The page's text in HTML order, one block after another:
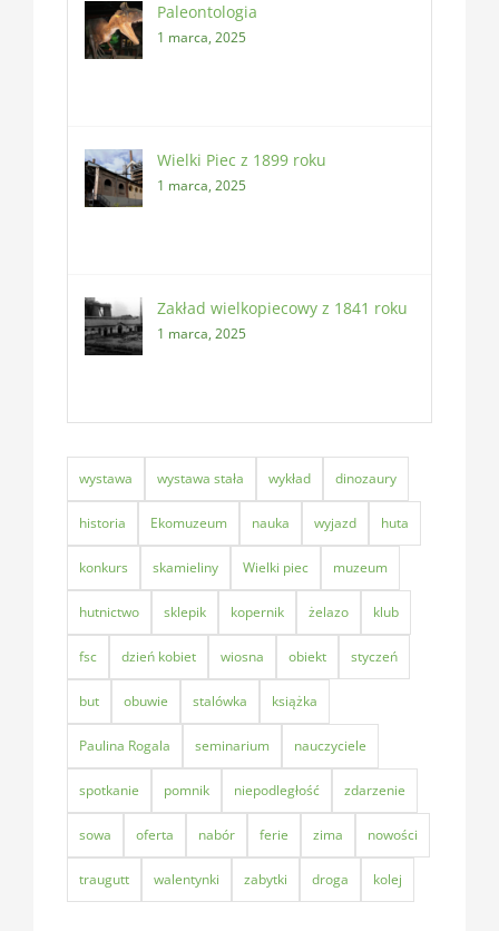
Paleontologia
1 marca, 2025
Wielki Piec z 1899 roku
1 marca, 2025
Zakład wielkopiecowy z 1841 roku
1 marca, 2025
wystawa wystawa stała wykład dinozaury
historia Ekomuzeum nauka wyjazd huta
konkurs skamieliny Wielki piec muzeum
hutnictwo sklepik kopernik żelazo klub
fsc dzień kobiet wiosna obiekt styczeń
but obuwie stalówka książka
Paulina Rogala seminarium nauczyciele
spotkanie pomnik niepodległość zdarzenie
sowa oferta nabór ferie zima nowości
traugutt walentynki zabytki droga kolej